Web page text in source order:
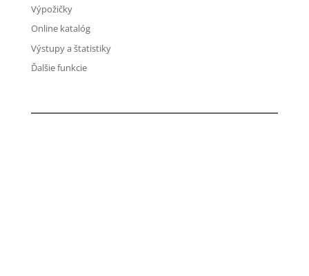
Výpožičky
Online katalóg
Výstupy a štatistiky
Ďalšie funkcie